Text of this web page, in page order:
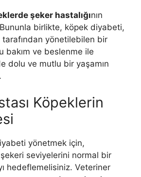
şeker hastalığının
birlikte, köpek diyabeti,
yönetilebilen bir
bakım ve beslenme ile
dolu ve mutlu bir yaşamın
Köpeklerin
yönetmek için,
seviyelerini normal bir
hedeflemelisiniz. Veteriner